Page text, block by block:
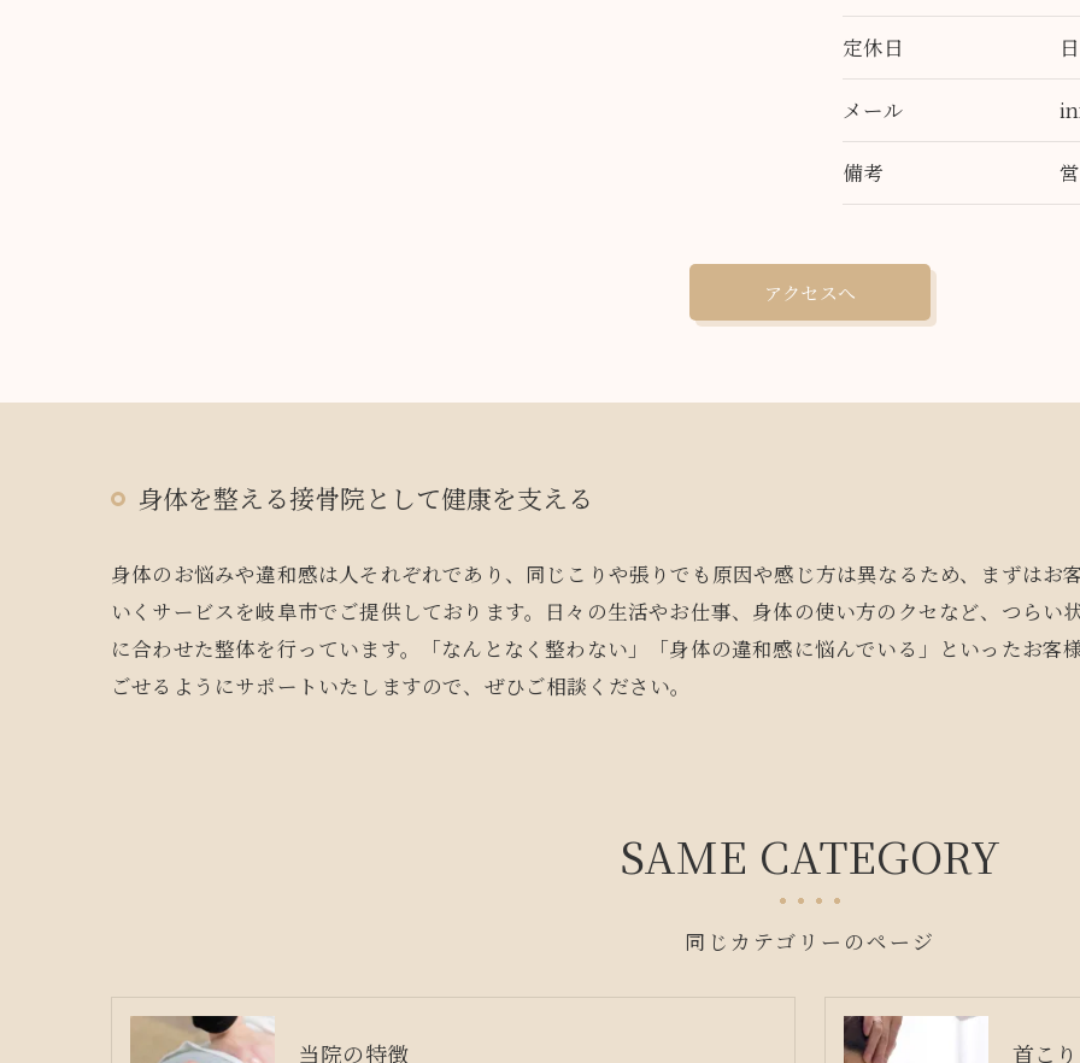
定休日
メール
備考
アクセスへ
身体を整える接骨院として健康を支える
身体のお悩みや違和感は人それぞれであり、同じこりや張りでも原因や感じ方は異なるため、まずはお
いくサービスを岐阜市でご提供しております。日々の生活やお仕事、身体の使い方のクセなど、つらい
に合わせた整体を行っています。「なんとなく整わない」「身体の違和感に悩んでいる」といったお客
ごせるようにサポートいたしますので、ぜひご相談ください。
同じカテゴリーのページ
SAME CATEGORY
当院の特徴 首こり